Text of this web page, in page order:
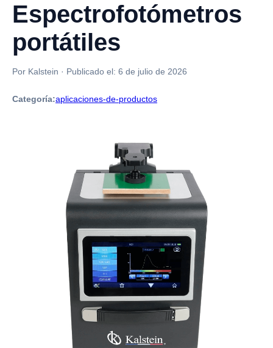
Espectrofotómetros
portátiles
Por Kalstein · Publicado el: 6 de julio de 2026
Categoría:aplicaciones-de-productos